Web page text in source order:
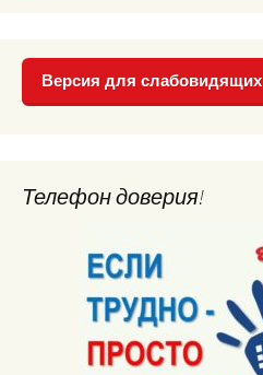
Версия для слабовидящих
Телефон доверия!